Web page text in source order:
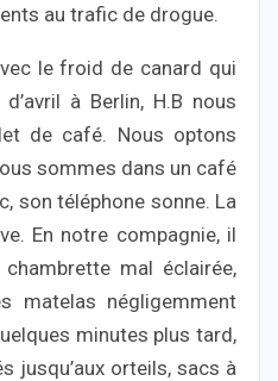
au trafic de drogue.
le froid de canard qui
à Berlin, H.B nous
de café. Nous optons
sommes dans un café
son téléphone sonne. La
En notre compagnie, il
mal éclairée,
matelas négligemment
minutes plus tard,
jusqu’aux orteils, sacs à